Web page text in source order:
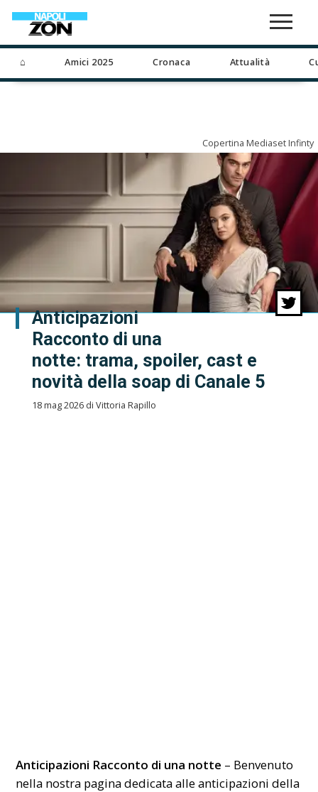
⌂ Amici 2025 Cronaca Attualità
Copertina Mediaset Infinty
Anticipazioni
Racconto di una
notte: trama, spoiler, cast e
novità della soap di Canale 5
18 mag 2026 di Vittoria Rapillo
Anticipazioni Racconto di una notte – Benvenuto
nella nostra pagina dedicata alle anticipazioni della